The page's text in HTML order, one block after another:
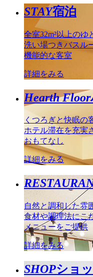
STAY宿泊
全室32m²以上のゆ
洗い場つきバスル
機能的な客室
詳細をみる
Hearth Floor
くつろぎと快眠の
ホテル滞在を充実
おもてなし
詳細をみる
自然と調和した雰
食材や調理法にこ
メニューをご提供
詳細をみる
SHOPショ